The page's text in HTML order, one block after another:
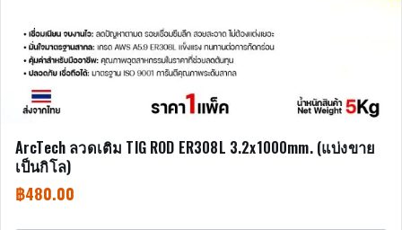
ArcTech ลวดเติม TIG ROD ER308L 3.2x1000mm. (แบ่งขาย
เป็นกิโล)
฿480.00